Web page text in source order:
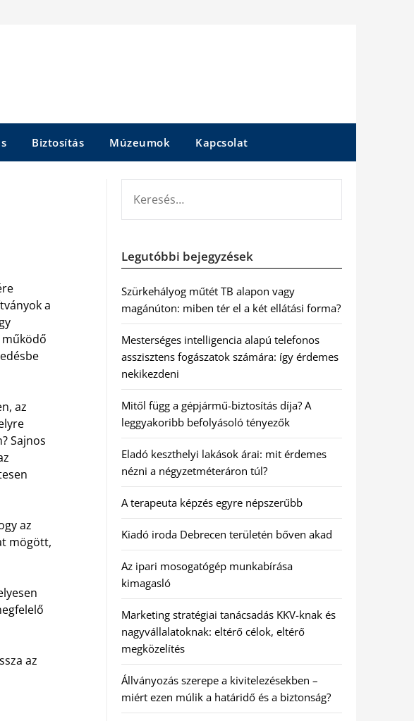
Biztosítás Múzeumok Kapcsolat
a
működő
az
Sajnos
az
mögött,
az
Legutóbbi bejegyzések
Szürkehályog műtét TB alapon vagy
magánúton: miben tér el a két ellátási forma?
Mesterséges intelligencia alapú telefonos
asszisztens fogászatok számára: így érdemes
nekikezdeni
Mitől függ a gépjármű-biztosítás díja? A
leggyakoribb befolyásoló tényezők
Eladó keszthelyi lakások árai: mit érdemes
nézni a négyzetméteráron túl?
A terapeuta képzés egyre népszerűbb
Kiadó iroda Debrecen területén bőven akad
Az ipari mosogatógép munkabírása
kimagasló
Marketing stratégiai tanácsadás KKV-knak és
nagyvállalatoknak: eltérő célok, eltérő
megközelítés
Állványozás szerepe a kivitelezésekben –
miért ezen múlik a határidő és a biztonság?